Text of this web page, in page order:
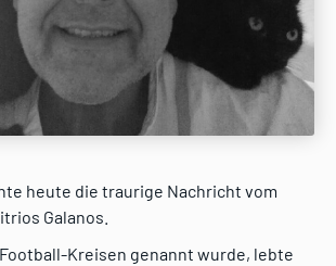
heute die traurige Nachricht vom
Galanos.
Football-Kreisen genannt wurde, lebte